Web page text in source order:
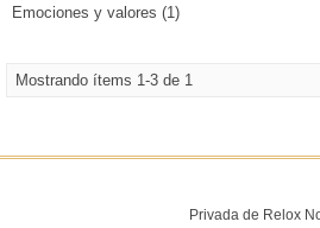
Emociones y valores (1)
Mostrando ítems 1-3 de 1
Privada de Relox